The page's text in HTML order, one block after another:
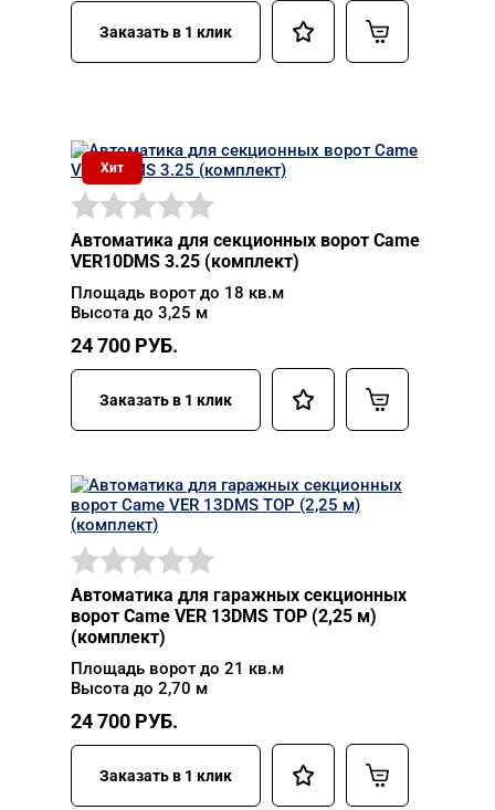
Заказать в 1 клик
Хит
Автоматика для секционных ворот Came
VER10DMS 3.25 (комплект)
Площадь ворот до 18 кв.м
Высота до 3,25 м
24 700 РУБ.
Заказать в 1 клик
Автоматика для гаражных секционных
ворот Came VER 13DMS TOP (2,25 м)
(комплект)
Площадь ворот до 21 кв.м
Высота до 2,70 м
24 700 РУБ.
Заказать в 1 клик